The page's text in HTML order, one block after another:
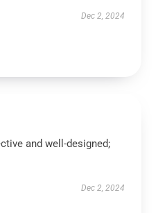
Dec 2, 2024
and well-designed;
Dec 2, 2024